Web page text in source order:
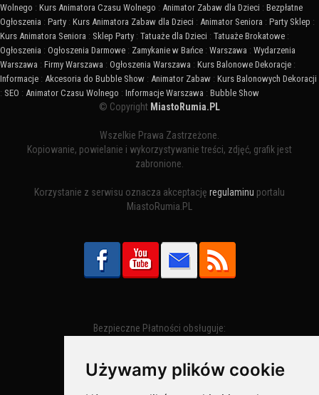
Używamy plików cookie
Wolnego : Kurs Animatora Czasu Wolnego : Animator Zabaw dla Dzieci : Bezpłatne
Ogłoszenia : Party : Kurs Animatora Zabaw dla Dzieci : Animator Seniora : Party Sklep :
Kurs Animatora Seniora : Sklep Party : Tatuaże dla Dzieci : Tatuaże Brokatowe :
Ogłoszenia : Ogłoszenia Darmowe : Zamykanie w Bańce : Warszawa : Wydarzenia
Warszawa : Firmy Warszawa : Ogłoszenia Warszawa : Kurs Balonowe Dekoracje :
Informacje : Akcesoria do Bubble Show : Animator Zabaw : Kurs Balonowych Dekoracji
: SEO : Animator Czasu Wolnego : Informacje Warszawa : Bubble Show
© Copyright MiastoRumia.PL
Wszelkie Prawa Zastrzeżone.
Kopiowanie, powielanie i wykorzystywanie treści, zdjęć, grafik jest
zabronione.
Korzystanie z serwisu oznacza akceptację regulaminu portalu
MiastoRumia.PL
Bezpieczne Płatności obsługuje: